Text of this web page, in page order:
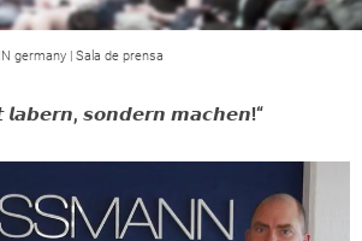
germany | Sala de prensa
𝙡𝙖𝙗𝙚𝙧𝙣, 𝙨𝙤𝙣𝙙𝙚𝙧𝙣 𝙢𝙖𝙘𝙝𝙚𝙣!“